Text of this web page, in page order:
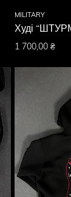
MILITARY
Худі
1 700,00₴